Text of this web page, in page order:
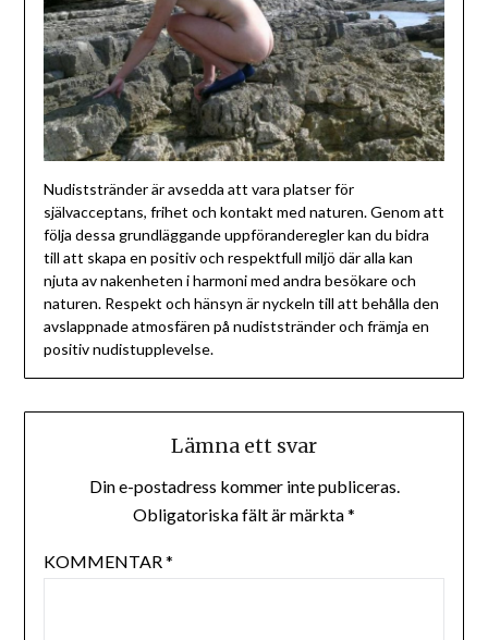
Nudiststränder är avsedda att vara platser för
självacceptans, frihet och kontakt med naturen. Genom att
följa dessa grundläggande uppföranderegler kan du bidra
till att skapa en positiv och respektfull miljö där alla kan
njuta av nakenheten i harmoni med andra besökare och
naturen. Respekt och hänsyn är nyckeln till att behålla den
avslappnade atmosfären på nudiststränder och främja en
positiv nudistupplevelse.
Lämna ett svar
Din e-postadress kommer inte publiceras.
Obligatoriska fält är märkta*
KOMMENTAR*